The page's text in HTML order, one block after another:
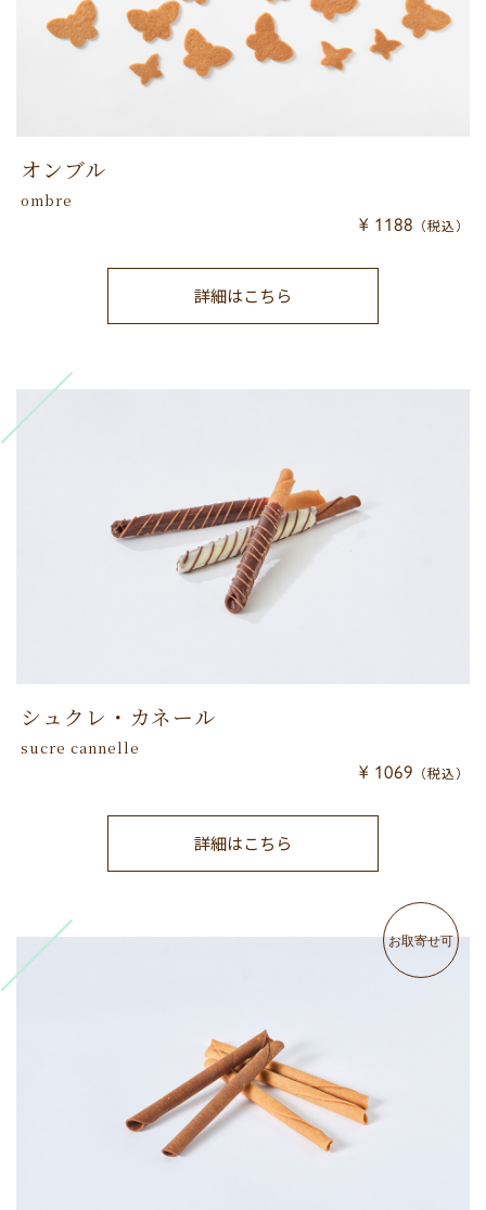
オンブル
ombre
¥ 1188 （税込）
詳細はこちら
シュクレ・カネール
sucre cannelle
¥ 1069 （税込）
詳細はこちら
お取寄せ可